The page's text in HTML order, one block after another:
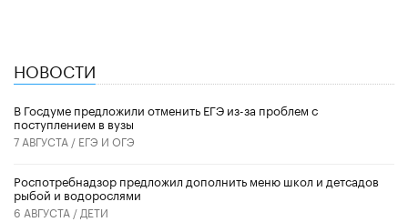
НОВОСТИ
В Госдуме предложили отменить ЕГЭ из-за проблем с
поступлением в вузы
7 АВГУСТА / ЕГЭ И ОГЭ
Роспотребнадзор предложил дополнить меню школ и детсадов
рыбой и водорослями
6 АВГУСТА / ДЕТИ